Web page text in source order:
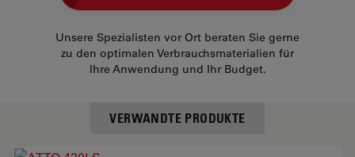
Unsere Spezialisten vor Ort beraten Sie gerne
zu den optimalen Verbrauchsmaterialien für
Ihre Anwendung und Ihr Budget.
VERWANDTE PRODUKTE